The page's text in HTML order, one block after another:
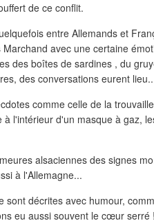
de ce conflit.
entre Allemands et
avec une certaine
des boîtes de sardines , du
des conversations eurent
comme celle de la
l'intérieur d'un masque à gaz,
alsaciennes des signes
à l'Allemagne...
sont décrites avec humour,
eu aussi souvent le cœur serré